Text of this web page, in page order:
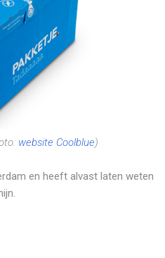
website Coolblue)
en heeft alvast laten weten